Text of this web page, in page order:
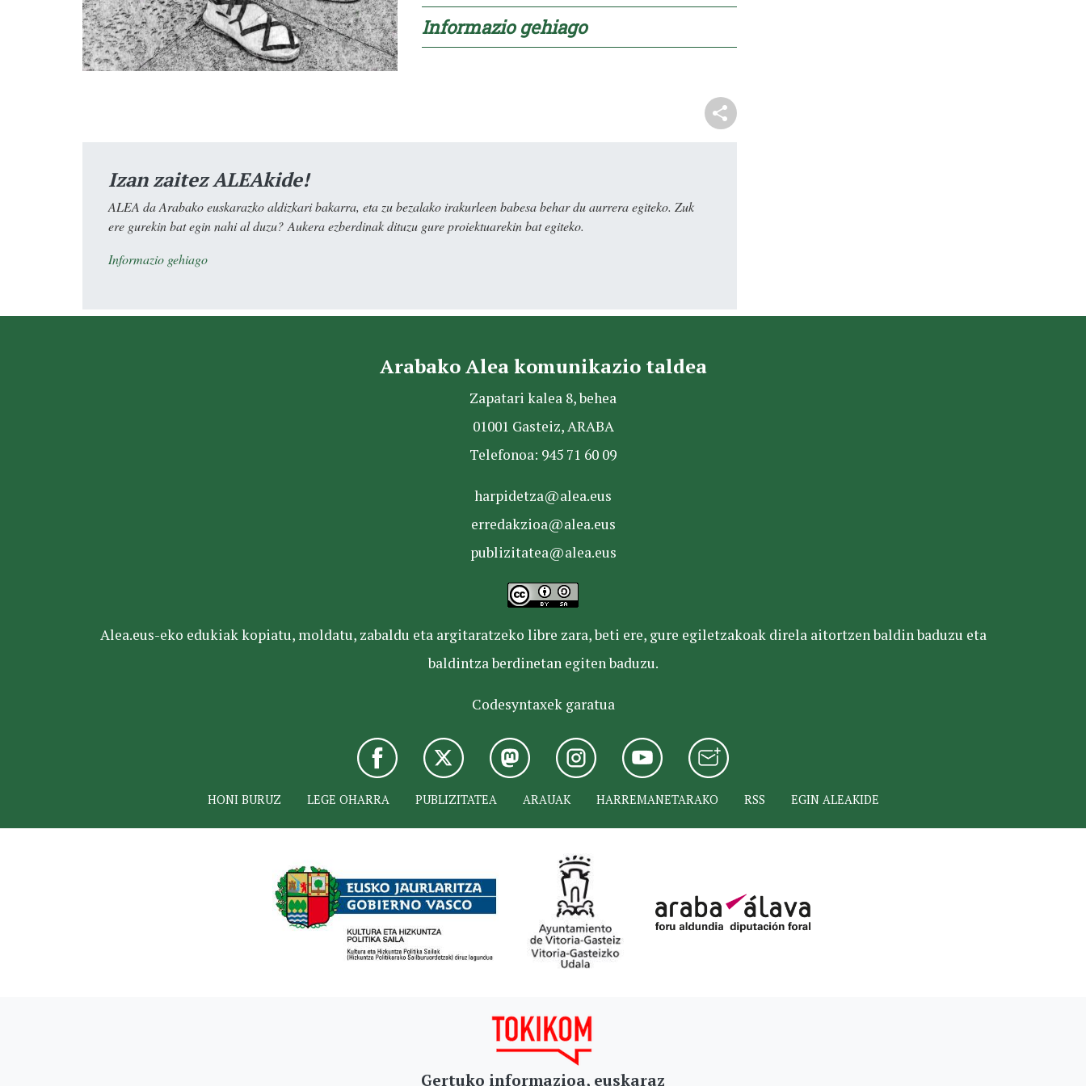
Informazio gehiago
Izan zaitez ALEAkide!
ALEA da Arabako euskarazko aldizkari bakarra, eta zu bezalako irakurleen babesa behar du aurrera egiteko. Zuk
ere gurekin bat egin nahi al duzu? Aukera ezberdinak dituzu gure proiektuarekin bat egiteko.
Informazio gehiago
Arabako Alea komunikazio taldea
Zapatari kalea 8, behea
01001 Gasteiz, ARABA
Telefonoa: 945 71 60 09
harpidetza@alea.eus
erredakzioa@alea.eus
publizitatea@alea.eus
Alea.eus-eko edukiak kopiatu, moldatu, zabaldu eta argitaratzeko libre zara, beti ere, gure egiletzakoak direla aitortzen baldin baduzu eta
baldintza berdinetan egiten baduzu.
Codesyntaxek garatua
HONI BURUZ LEGE OHARRA PUBLIZITATEA ARAUAK HARREMANETARAKO RSS EGIN ALEAKIDE
Gertuko informazioa, euskaraz